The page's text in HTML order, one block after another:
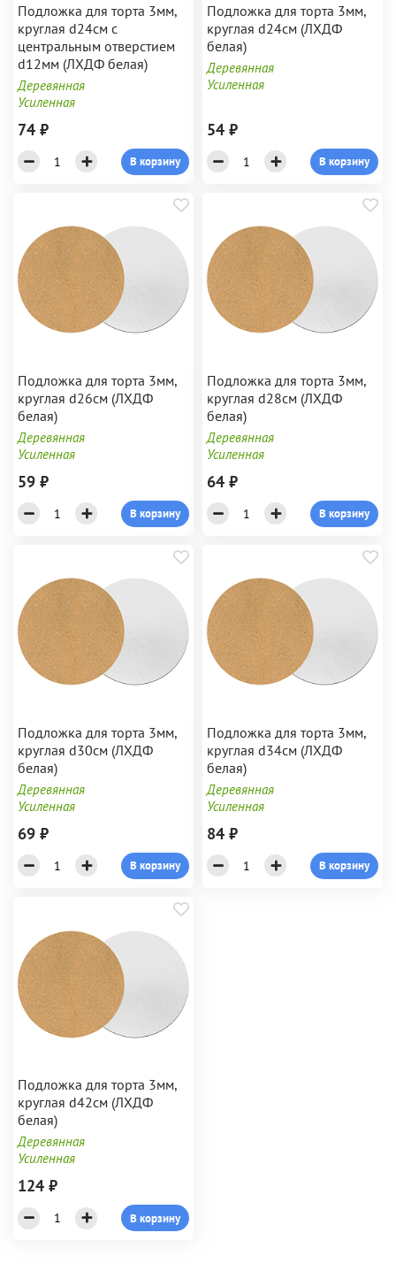
Подложка для торта 3мм,
круглая d24см с
центральным отверстием
d12мм (ЛХДФ белая)
Деревянная
Усиленная
74 ₽
В корзину
Подложка для торта 3мм,
круглая d24см (ЛХДФ
белая)
Деревянная
Усиленная
54 ₽
В корзину
Подложка для торта 3мм,
круглая d26см (ЛХДФ
белая)
Деревянная
Усиленная
59 ₽
В корзину
Подложка для торта 3мм,
круглая d28см (ЛХДФ
белая)
Деревянная
Усиленная
64 ₽
В корзину
Подложка для торта 3мм,
круглая d30см (ЛХДФ
белая)
Деревянная
Усиленная
69 ₽
В корзину
Подложка для торта 3мм,
круглая d34см (ЛХДФ
белая)
Деревянная
Усиленная
84 ₽
В корзину
Подложка для торта 3мм,
круглая d42см (ЛХДФ
белая)
Деревянная
Усиленная
124 ₽
В корзину